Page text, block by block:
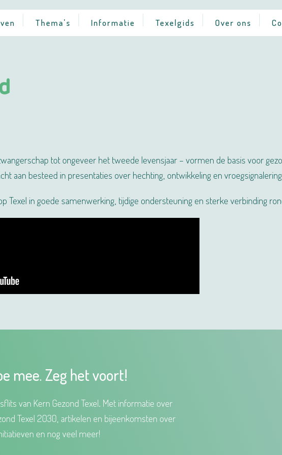
Thema's Informatie Texelgids Over ons
tot ongeveer het tweede levensjaar – vormen de basis voor
aan besteed in presentaties over hechting, ontwikkeling en
Texel in goede samenwerking, tijdige ondersteuning en sterke verbinding
mee. Zeg het voort!
van Kern Gezond Texel. Met informatie over
Texel 2030, artikelen en bijeenkomsten over
en nog veel meer!